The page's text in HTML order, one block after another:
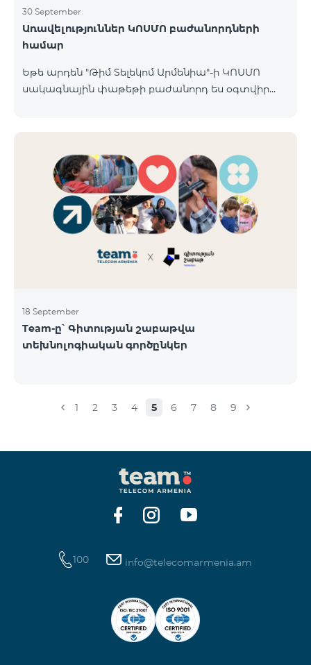
30 September
Առավելություններ ԿՈՍՄՈ բաժանորդների
համար
Եթե արդեն "Թիմ Տելեկոմ Արմենիա"-ի ԿՈՍՄՈ
սակագնային փաթեթի բաժանորդ ես օգտվիր
մեկ հպումով ու անսպառ ինտերնետով Smart
Place-ի Aqara սարքավորումներով։ ԿՈՍՄՈ
ծառայությունների փաթեթների գործող բոլոր
բաժանորդները ունեն հնարավորություն ձեռք
բերելու Aqara ապրանքանիշի խելացի
սարքավորումները հատուկ պայմաններով։
Սարքավորումները հասանելի են HomPlex-ի team
18 September
Team-ը՝ Գիտության շաբաթվա
տեխնոլոգիական գործընկեր
1 2 3 4 5 6 7 8 9
100 info@telecomarmenia.am